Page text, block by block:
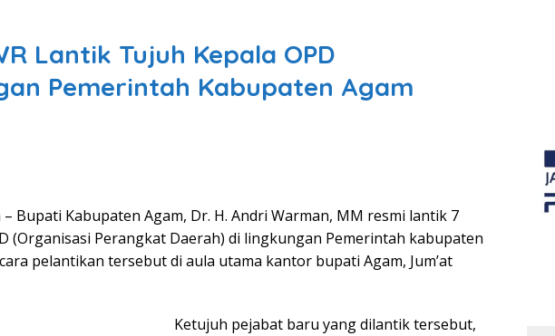
Lantik Tujuh Kepala OPD
Pemerintah Kabupaten Agam
– Bupati Kabupaten Agam, Dr. H. Andri Warman, MM resmi lantik 7
(Organisasi Perangkat Daerah) di lingkungan Pemerintah kabupaten
pelantikan tersebut di aula utama kantor bupati Agam, Jum’at
Ketujuh pejabat baru yang dilantik tersebut,